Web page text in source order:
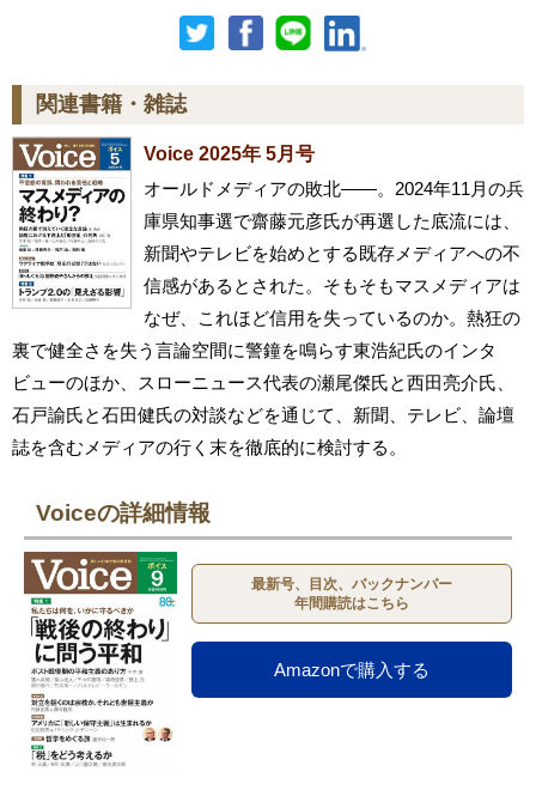
関連書籍・雑誌
Voice 2025年 5月号
オールドメディアの敗北――。2024年11月の兵
庫県知事選で齋藤元彦氏が再選した底流には、
新聞やテレビを始めとする既存メディアへの不
信感があるとされた。そもそもマスメディアは
なぜ、これほど信用を失っているのか。熱狂の
裏で健全さを失う言論空間に警鐘を鳴らす東浩紀氏のインタ
ビューのほか、スローニュース代表の瀬尾傑氏と西田亮介氏、
石戸諭氏と石田健氏の対談などを通じて、新聞、テレビ、論壇
誌を含むメディアの行く末を徹底的に検討する。
Voiceの詳細情報
最新号、目次、バックナンバー
年間購読はこちら
Amazonで購入する